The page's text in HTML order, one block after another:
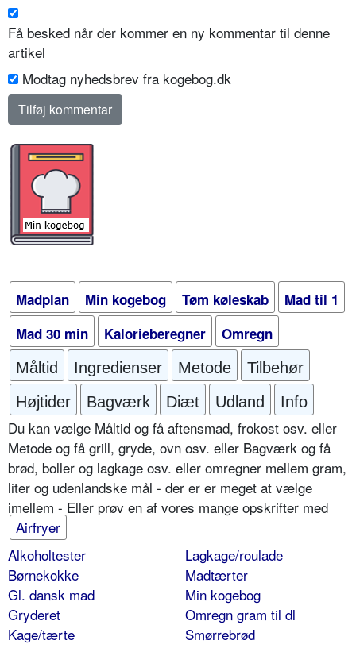
Få besked når der kommer en ny kommentar til denne
artikel
Modtag nyhedsbrev fra kogebog.dk
Madplan Min kogebog Tøm køleskab
Mad til 1
Mad 30 min
Kalorieberegner Omregn
Måltid Ingredienser Metode
Tilbehør
Højtider
Bagværk Diæt Udland Info
Du kan vælge Måltid og få aftensmad, frokost osv. eller
Metode og få grill, gryde, ovn osv. eller Bagværk og få
brød, boller og lagkage osv. eller omregner mellem gram,
liter og udenlandske mål - der er er meget at vælge
imellem - Eller prøv en af vores mange opskrifter med
Airfryer
Alkoholtester
Børnekokke
Gl. dansk mad
Gryderet
Kage/tærte
Lagkage/roulade
Madtærter
Min kogebog
Omregn gram til dl
Smørrebrød